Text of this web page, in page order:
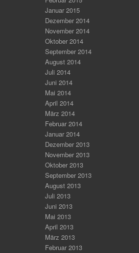
Januar 2015
Dezember 2014
November 2014
Oktober 2014
September 2014
August 2014
Juli 2014
Juni 2014
Mai 2014
April 2014
März 2014
Februar 2014
Januar 2014
Dezember 2013
November 2013
Oktober 2013
September 2013
August 2013
Juli 2013
Juni 2013
Mai 2013
April 2013
März 2013
Februar 2013